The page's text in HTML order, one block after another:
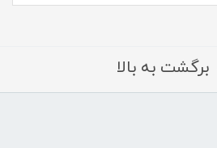
برگشت به بالا